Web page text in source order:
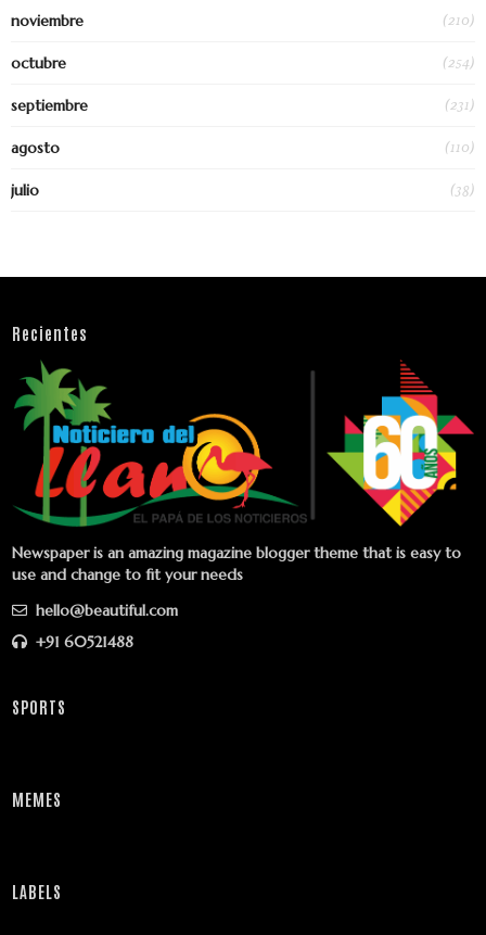
noviembre (210)
octubre (254)
septiembre (231)
agosto (110)
julio (38)
Recientes
Newspaper is an amazing magazine blogger theme that is easy to
use and change to fit your needs
hello@beautiful.com
+91 60521488
SPORTS
MEMES
LABELS